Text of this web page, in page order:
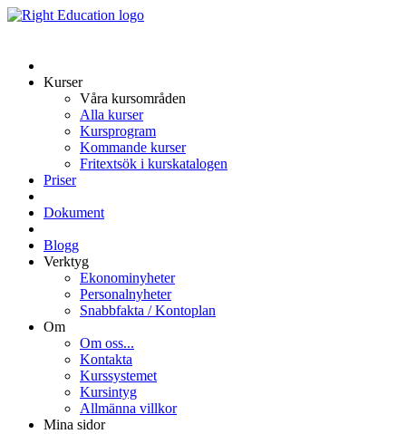
Kurser
Våra kursområden
Alla kurser
Kursprogram
Kommande kurser
Fritextsök i kurskatalogen
Priser
Dokument
Blogg
Verktyg
Ekonominyheter
Personalnyheter
Snabbfakta / Kontoplan
Om
Om oss...
Kontakta
Kurssystemet
Kursintyg
Allmänna villkor
Mina sidor